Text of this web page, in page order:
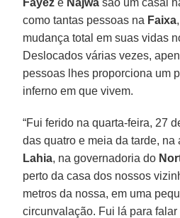
como tantas pessoas na Faixa
mudança total em suas vidas
Deslocados várias vezes,
pessoas lhes proporciona um
inferno em que vivem.
“Fui ferido na quarta-feira, 27
das quatro e meia da tarde, na
Lahia, na governadoria do
perto da casa dos nossos
metros da nossa, em uma
circunvalação. Fui lá para